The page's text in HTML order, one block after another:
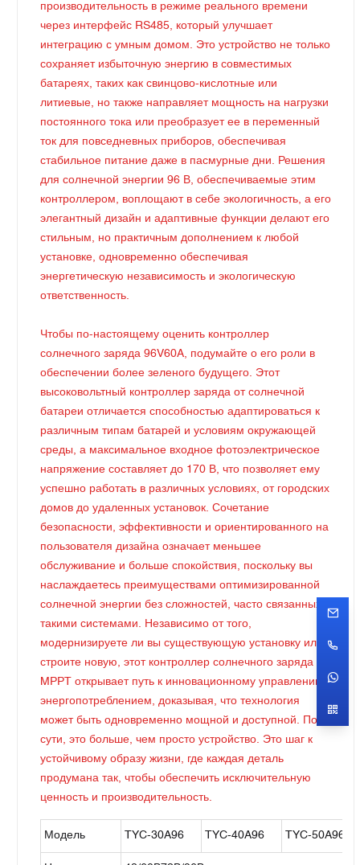
производительность в режиме реального времени
через интерфейс RS485, который улучшает
интеграцию с умным домом. Это устройство не только
сохраняет избыточную энергию в совместимых
батареях, таких как свинцово-кислотные или
литиевые, но также направляет мощность на нагрузки
постоянного тока или преобразует ее в переменный
ток для повседневных приборов, обеспечивая
стабильное питание даже в пасмурные дни. Решения
для солнечной энергии 96 В, обеспечиваемые этим
контроллером, воплощают в себе экологичность, а его
элегантный дизайн и адаптивные функции делают его
стильным, но практичным дополнением к любой
установке, одновременно обеспечивая
энергетическую независимость и экологическую
ответственность.
Чтобы по-настоящему оценить контроллер
солнечного заряда 96V60A, подумайте о его роли в
обеспечении более зеленого будущего. Этот
высоковольтный контроллер заряда от солнечной
батареи отличается способностью адаптироваться к
различным типам батарей и условиям окружающей
среды, а максимальное входное фотоэлектрическое
напряжение составляет до 170 В, что позволяет ему
успешно работать в различных условиях, от городских
домов до удаленных установок. Сочетание
безопасности, эффективности и ориентированного на
пользователя дизайна означает меньшее
обслуживание и больше спокойствия, поскольку вы
наслаждаетесь преимуществами оптимизированной
солнечной энергии без сложностей, часто связанных с
такими системами. Независимо от того,
модернизируете ли вы существующую установку или
строите новую, этот контроллер солнечного заряда
MPPT открывает путь к инновационному управлению
энергопотреблением, доказывая, что технология
может быть одновременно мощной и доступной. По
сути, это больше, чем просто устройство. Это шаг к
устойчивому образу жизни, где каждая деталь
продумана так, чтобы обеспечить исключительную
ценность и производительность.
Модель TYC-30A96 TYC-40A96 TYC-50A96